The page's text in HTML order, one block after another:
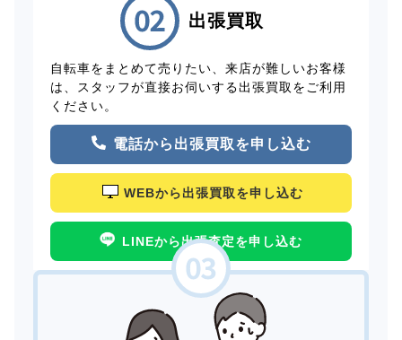
出張買取
自転車をまとめて売りたい、来店が難しいお客様
は、スタッフが直接お伺いする出張買取をご利用
ください。
電話から出張買取を申し込む
WEBから出張買取を申し込む
LINEから出張査定を申し込む